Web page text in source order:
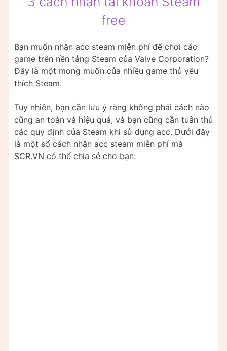
free
Bạn muốn nhận acc steam miễn phí để chơi các
game trên nền tảng Steam của Valve Corporation?
Đây là một mong muốn của nhiều game thủ yêu
thích Steam.
Tuy nhiên, bạn cần lưu ý rằng không phải cách nào
cũng an toàn và hiệu quả, và bạn cũng cần tuân thủ
các quy định của Steam khi sử dụng acc. Dưới đây
là một số cách nhận acc steam miễn phí mà
SCR.VN có thể chia sẻ cho bạn: